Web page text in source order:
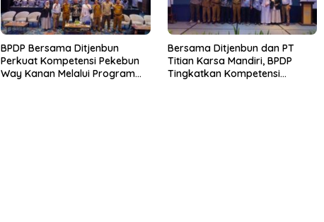
BPDP Bersama Ditjenbun
Perkuat Kompetensi Pekebun
Way Kanan Melalui Program
Bersama Ditjenbun dan PT
Titian Karsa Mandiri, BPDP
Tingkatkan Kompetensi